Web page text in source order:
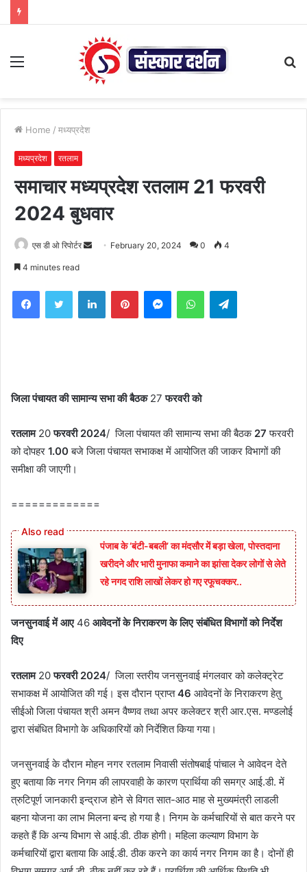
Menu
Home / मध्यप्रदेश
मध्यप्रदेश रतलाम
समाचार मध्यप्रदेश रतलाम 21 फरवरी
2024 बुधवार
एस डी ओ रिपोर्टर
Send February 20, 2024 0 4
4 minutes read
FacebookTwitter LinkedInPinterestMessengerWhatsAppTelegram
जिला पंचायत की सामान्य सभा की बैठक 27फरवरी को
रतलाम 20फरवरी2024/ जिला पंचायत की सामान्य सभा की बैठक 27 फरवरी
को दोपहर 1.00बजे जिला पंचायत सभाकक्ष में आयोजित की जाकर विभागों की
समीक्षा की जाएगी।
=============
पंजाब के ‘बंटी-बबली’ का मंदसौर में बड़ा खेला, पोस्तदाना
खरीदने और भारी मुनाफा कमाने का झांसा देकर लोगों से लेते
रहे नगद राशि लाखों लेकर हो गए रफूचक्कर..
जनसुनवाई में आए 46 आवेदनों के निराकरण के लिए संबंधित विभागों को निर्देश
दिए
रतलाम 20फरवरी2024/ जिला स्तरीय जनसुनवाई मंगलवार को कलेक्ट्रेट
सभाकक्ष में आयोजित की गई। इस दौरान प्राप्त46 आवेदनों के निराकरण हेतु
सीईओ जिला पंचायत श्री अमन वैष्णव तथा अपर कलेक्टर श्री आर.एस. मण्डलोई
द्वारा संबंधित विभागो के अधिकारियों को निर्देशित किया गया।
जनसुनवाई के दौरान मोहन नगर रतलाम निवासी संतोषबाई पांचाल ने आवेदन देते
हुए बताया कि नगर निगम की लापरवाही के कारण प्रार्थिया की समग्र आई.डी. में
त्रुटिपूर्ण जानकारी इन्द्राज होने से विगत सात-आठ माह से मुख्यमंत्री लाडली
बहना योजना का लाभ मिलना बन्द हो गया है। निगम के कर्मचारियों से बात करने पर
कहते हैं कि अन्य विभाग से आई.डी. ठीक होगी। महिला कल्याण विभाग के
कर्मचारियों द्वारा बताया कि आई.डी. ठीक करने का कार्य नगर निगम का है। दोनों ही